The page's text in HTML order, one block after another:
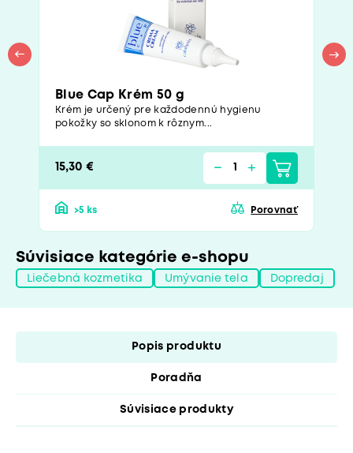
Blue Cap Krém 50 g
Krém je určený pre každodennú hygienu
pokožky so sklonom k rôznym...
15,30 €
>5 ks Porovnať
Súvisiace kategórie e-shopu
Liečebná kozmetika Umývanie tela Dopredaj
Popis produktu
Poradňa
Súvisiace produkty